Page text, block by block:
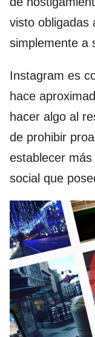
visto obligadas
simplemente a
Instagram es
hace
hacer algo al
de prohibir
establecer
social que